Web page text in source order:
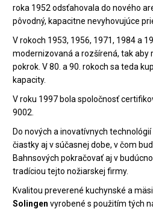
roka 1952 odsťahovala do nového
pôvodný, kapacitne nevyhovujúce
V rokoch 1953, 1956, 1971, 1984 a
modernizovaná a rozšírená, tak aby
pokrok. V 80. a 90. rokoch sa teda
kapacity.
V roku 1997 bola spoločnosť
9002.
Do nových a inovatívnych
čiastky aj v súčasnej dobe, v čom
Bahnsových pokračovať aj v
tradíciou tejto nožiarskej firmy.
Kvalitou preverené kuchynské a
Solingen vyrobené s použitím tých